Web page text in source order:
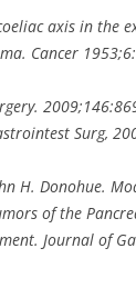
axis in the
Cancer
Surg,
H. Donohue.
of the
Journal of